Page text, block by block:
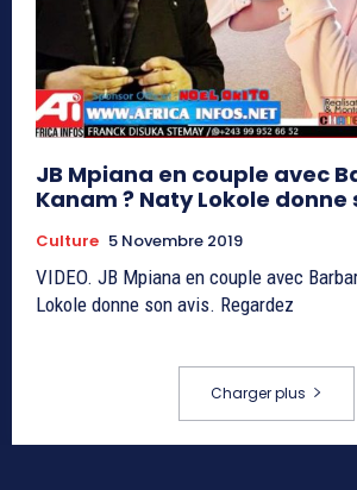
JB Mpiana en couple avec
Kanam ? Naty Lokole donne
Culture 5 Novembre 2019
VIDEO. JB Mpiana en couple avec
Lokole donne son avis. Regardez
Charger plus